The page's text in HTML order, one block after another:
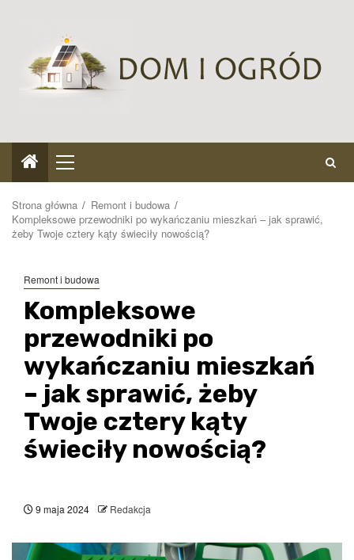
Menu
główne
Strona główna
Remont i budowa
Kompleksowe przewodniki po wykańczaniu mieszkań – jak sprawić,
żeby Twoje cztery kąty świeciły nowością?
Remont i budowa
Kompleksowe
przewodniki po
wykańczaniu mieszkań
– jak sprawić, żeby
Twoje cztery kąty
świeciły nowością?
9 maja 2024 Redakcja